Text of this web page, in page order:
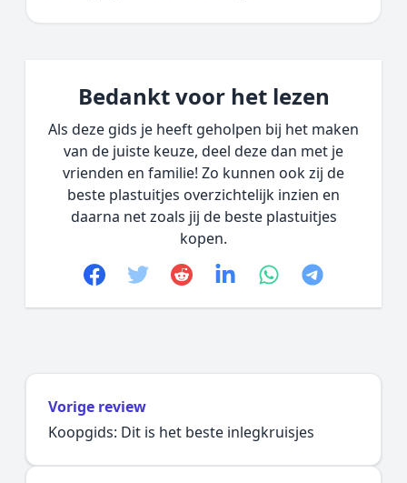
Bedankt voor het lezen
Als deze gids je heeft geholpen bij het maken
van de juiste keuze, deel deze dan met je
vrienden en familie! Zo kunnen ook zij de
beste plastuitjes overzichtelijk inzien en
daarna net zoals jij de beste plastuitjes
kopen.
Facebook
TwitterRedditlinkedinwhatsapp
telegram
Vorige review
Koopgids: Dit is het beste inlegkruisjes